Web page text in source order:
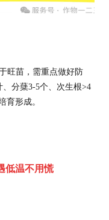
旺苗，需重点做好防
分蘖3-5个、次生根>4
育形成。
低温不用慌